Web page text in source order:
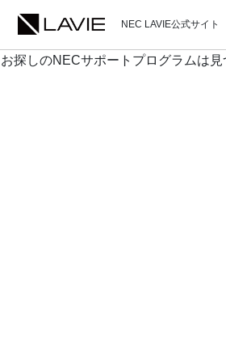
NEC LAVIE公式サイト
お探しのNECサポートプログラムは見